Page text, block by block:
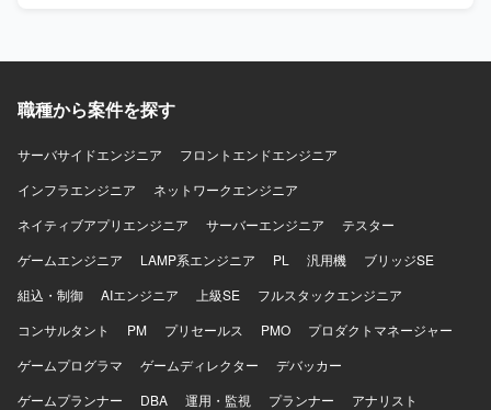
職種から案件を探す
サーバサイドエンジニア
フロントエンドエンジニア
インフラエンジニア
ネットワークエンジニア
ネイティブアプリエンジニア
サーバーエンジニア
テスター
ゲームエンジニア
LAMP系エンジニア PL 汎用機
ブリッジSE
組込・制御
AIエンジニア 上級SE
フルスタックエンジニア
コンサルタント
PM プリセールス PMO
プロダクトマネージャー
ゲームプログラマ
ゲームディレクター
デバッカー
ゲームプランナー
DBA 運用・監視 プランナー
アナリスト